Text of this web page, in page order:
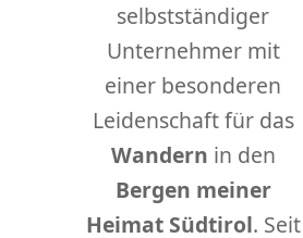
selbstständiger
Unternehmer mit
einer besonderen
Leidenschaft für das
Wandern in den
Bergen meiner
Heimat Südtirol. Seit